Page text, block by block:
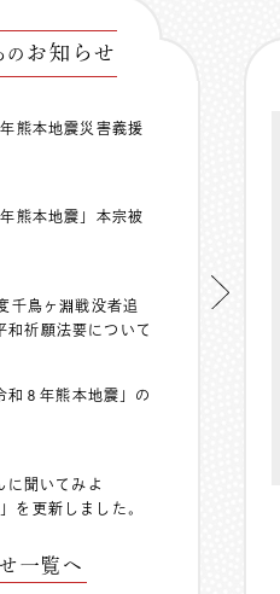
の お知らせ
年熊本地震災害義援
年熊本地震」本宗被
千鳥ヶ淵戦没者追
和祈願法要について
和８年熊本地震」の
に聞いてみよ
を更新しました。
一覧へ